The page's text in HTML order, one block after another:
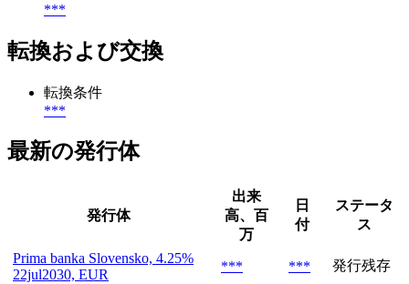
***
転換および交換
転換条件
***
最新の発行体
発行体
出来
高、百
万
日
付
ステータ
ス
Prima banka Slovensko, 4.25%
22jul2030, EUR
*** ***
発行残存